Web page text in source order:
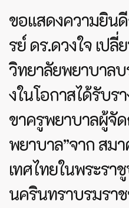
ขอแสดงความยิน
รย์ ดร.ดวงใจ เป
วิทยาลัยพยาบาล
งในโอกาสได้รับร
ขาครูพยาบาลผู้จั
พยาบาล”จาก สม
เทศไทยในพระร
นครินทราบรมรา